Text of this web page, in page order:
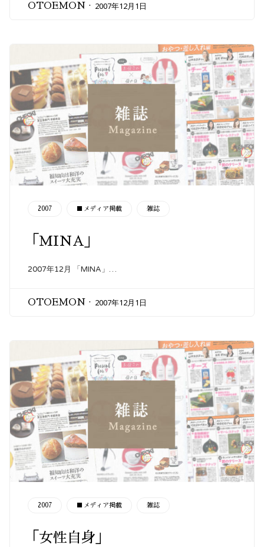
OTOEMON 2007年12月1日
CATEGORY
2007 ■メディア掲載 雑誌
「MINA」
2007年12月 「MINA」…
OTOEMON 2007年12月1日
CATEGORY
2007 ■メディア掲載 雑誌
「女性自身」